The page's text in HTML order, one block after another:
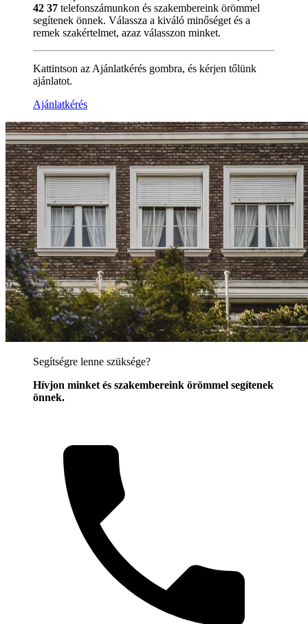
42 37 telefonszámunkon és szakembereink örömmel
segítenek önnek. Válassza a kiváló minőséget és a
remek szakértelmet, azaz válasszon minket.
Kattintson az Ajánlatkérés gombra, és kérjen tőlünk
ajánlatot.
Ajánlatkérés
Segítségre lenne szüksége?
Hívjon minket és szakembereink örömmel segítenek
önnek.